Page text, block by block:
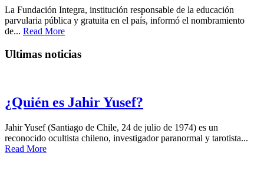
La Fundación Integra, institución responsable de la educación
parvularia pública y gratuita en el país, informó el nombramiento
de... Read More
Ultimas noticias
¿Quién es Jahir Yusef?
Jahir Yusef (Santiago de Chile, 24 de julio de 1974) es un
reconocido ocultista chileno, investigador paranormal y tarotista...
Read More